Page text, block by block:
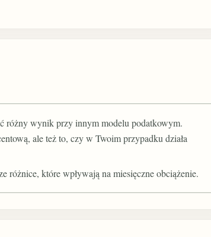
różny wynik przy innym modelu podatkowym.
ale też to, czy w Twoim przypadku działa
różnice, które wpływają na miesięczne obciążenie.